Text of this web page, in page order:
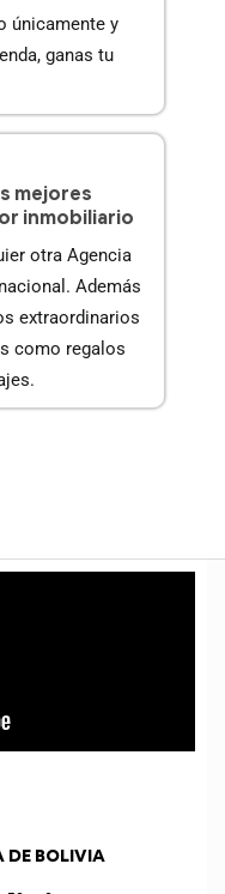
únicamente y
ganas tu
mejores
inmobiliario
otra Agencia
Además
extraordinarios
como regalos
DE BOLIVIA